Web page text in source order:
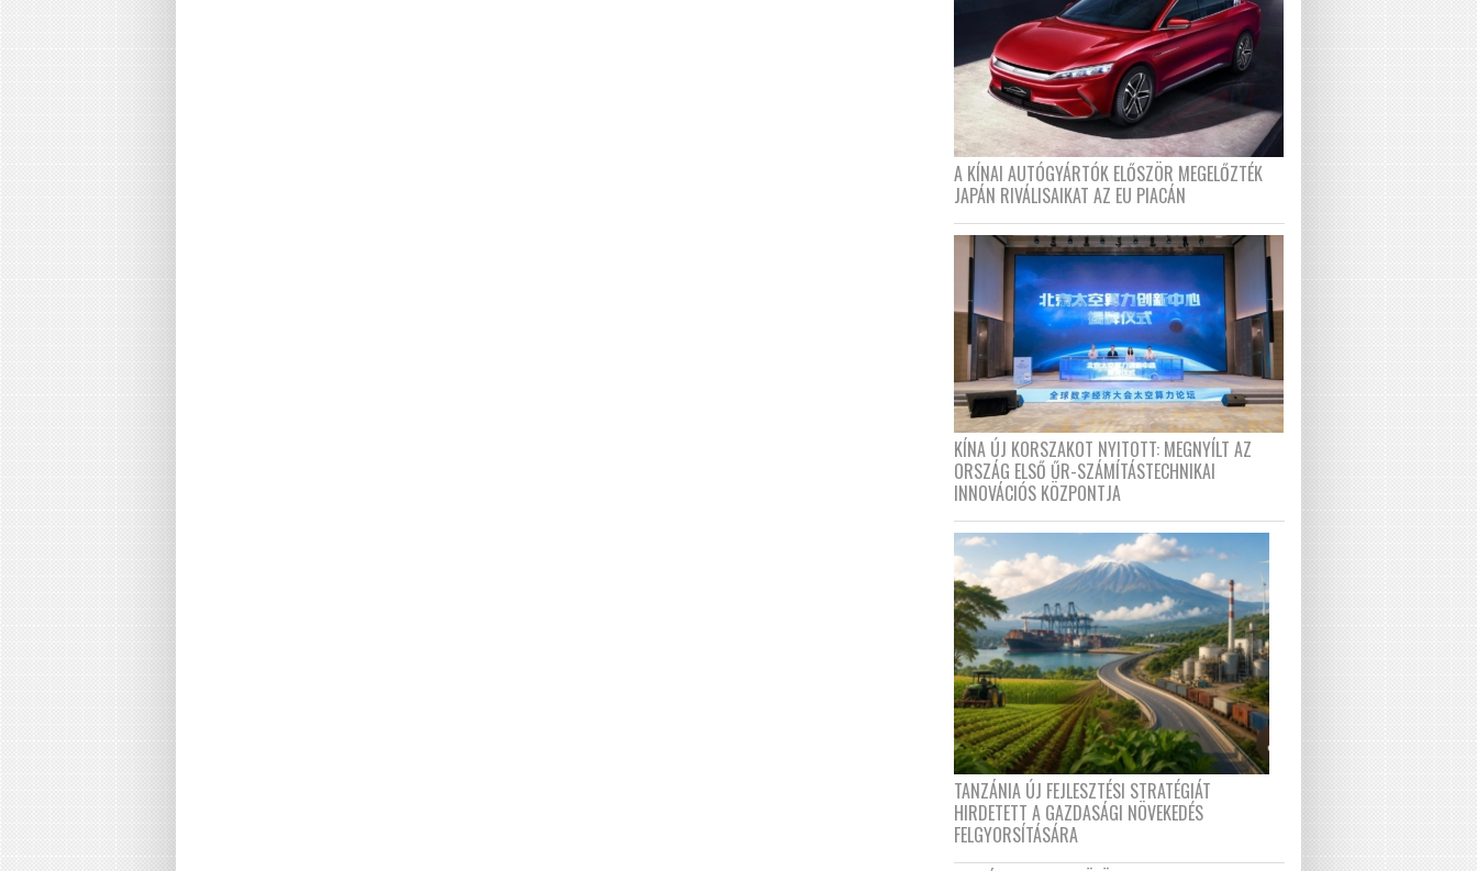
A KÍNAI AUTÓGYÁRTÓK ELŐSZÖR MEGELŐZTÉK
JAPÁN RIVÁLISAIKAT AZ EU PIACÁN
KÍNA ÚJ KORSZAKOT NYITOTT: MEGNYÍLT AZ
ORSZÁG ELSŐ ŰR-SZÁMÍTÁSTECHNIKAI
INNOVÁCIÓS KÖZPONTJA
TANZÁNIA ÚJ FEJLESZTÉSI STRATÉGIÁT
HIRDETETT A GAZDASÁGI NÖVEKEDÉS
FELGYORSÍTÁSÁRA